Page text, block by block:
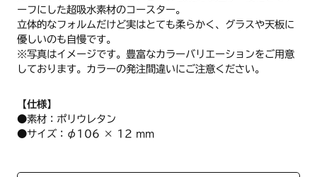
ーフにした超吸水素材のコースター。
立体的なフォルムだけど実はとても柔らかく、グラスや天板に
優しいのも自慢です。
※写真はイメージです。豊富なカラーバリエーションをご用意
しております。カラーの発注間違いにご注意ください。
【仕様】
●素材：ポリウレタン
●サイズ：φ106 × 12 mm